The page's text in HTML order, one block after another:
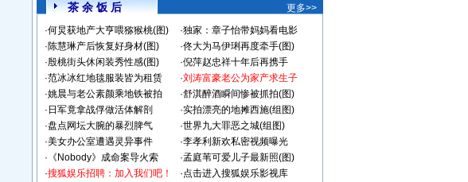
茶 余 饭 后
更多>>
·何炅获地产大亨喂猕猴桃(图) ·独家：章子怡带妈妈看电影
·陈慧琳产后恢复好身材(图) ·佟大为马伊琍再度牵手(图)
·殷桃街头休闲装秀性感(图) ·倪萍赵忠祥十年后再携手
·范冰冰红地毯服装皆为租赁 ·刘涛富豪老公为家产求生子
·姚晨与老公素颜乘地铁被拍 ·舒淇醉酒瞬间惨被抓拍(图)
· 日军竟拿战俘做活体解剖 ·实拍漂亮的地摊西施(组图)
·盘点网坛大腕的暴烈脾气 ·世界九大罪恶之城(组图)
·美女办公室遭遇灵异事件 ·李孝利新欢私密视频曝光
· 《Nobody》成命案导火索 ·孟庭苇可爱儿子最新照(图)
·搜狐娱乐招聘：加入我们吧！ ·点击进入搜狐娱乐影视库